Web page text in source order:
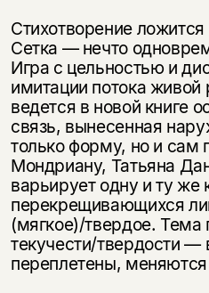
Стихотворение
Сетка — нечто
Игра с цельностью и
имитации потока живой
ведется в но­вой книге
связь, вынесенная
только форму, но и сам
Мондриану, Татьяна
варьирует одну и ту же
перекрещивающихся
(мягкое)/твердое. Тема
текучести/твердости —
переплетены,